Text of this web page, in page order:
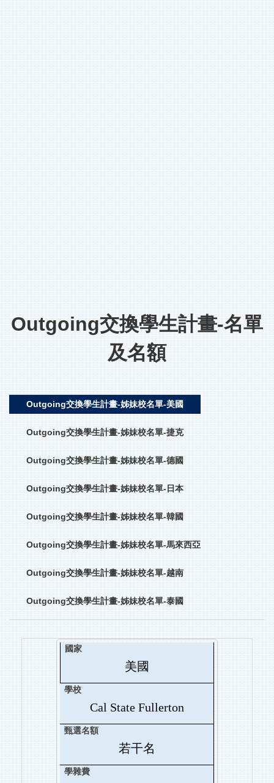
Outgoing交換學生計畫-名單
及名額
Outgoing交換學生計畫-姊妹校名單-美國
Outgoing交換學生計畫-姊妹校名單-捷克
Outgoing交換學生計畫-姊妹校名單-德國
Outgoing交換學生計畫-姊妹校名單-日本
Outgoing交換學生計畫-姊妹校名單-韓國
Outgoing交換學生計畫-姊妹校名單-馬來西亞
Outgoing交換學生計畫-姊妹校名單-越南
Outgoing交換學生計畫-姊妹校名單-泰國
美國
Cal State Fullerton
若干名